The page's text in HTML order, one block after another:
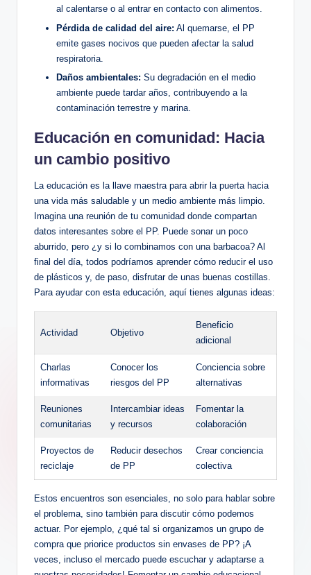
al calentarse o al entrar en contacto con alimentos.
Pérdida de calidad del aire: Al quemarse, el PP
emite gases nocivos que pueden afectar la salud
respiratoria.
Daños ambientales: Su degradación en el medio
ambiente puede tardar años, contribuyendo a la
contaminación terrestre y marina.
Educación en comunidad: Hacia
un cambio positivo
La educación es la llave maestra para abrir la puerta hacia
una vida más saludable y un medio ambiente más limpio.
Imagina una reunión de tu comunidad donde compartan
datos interesantes sobre el PP. Puede sonar un poco
aburrido, pero ¿y si lo combinamos con una barbacoa? Al
final del día, todos podríamos aprender cómo reducir el uso
de plásticos y, de paso, disfrutar de unas buenas costillas.
Para ayudar con esta educación, aquí tienes algunas ideas:
Actividad Objetivo
Beneficio
adicional
Charlas
informativas
Conocer los
riesgos del PP
Conciencia sobre
alternativas
Reuniones
comunitarias
Intercambiar ideas
y recursos
Fomentar la
colaboración
Proyectos de
reciclaje
Reducir desechos
de PP
Crear conciencia
colectiva
Estos encuentros son esenciales, no solo para hablar sobre
el problema, sino también para discutir cómo podemos
actuar. Por ejemplo, ¿qué tal si organizamos un grupo de
compra que priorice productos sin envases de PP? ¡A
veces, incluso el mercado puede escuchar y adaptarse a